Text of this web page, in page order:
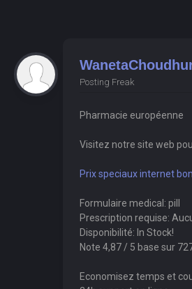
Posting Freak
Pharmacie européenne
Visitez notre site web
Prix speciaux internet
Formulaire medical: pill
Prescription requise:
Disponibilité: In Stock!
Note 4,87 / 5 base sur
Economisez temps et